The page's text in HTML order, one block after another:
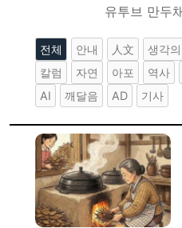
유투브 만두
전체 안내 人文
생각
칼럼
자연 아포 역사
AI
깨달음 AD 기사